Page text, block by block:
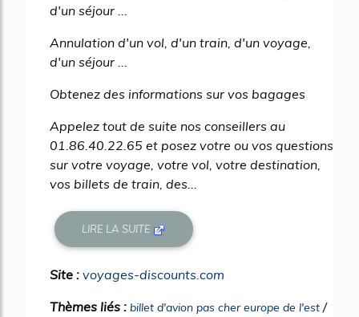
d'un séjour ...
Annulation d'un vol, d'un train, d'un voyage,
d'un séjour ...
Obtenez des informations sur vos bagages
Appelez tout de suite nos conseillers au
01.86.40.22.65 et posez votre ou vos questions
sur votre voyage, votre vol, votre destination,
vos billets de train, des...
LIRE LA SUITE
Site : voyages-discounts.com
Thèmes liés : billet d'avion pas cher europe de l'est /